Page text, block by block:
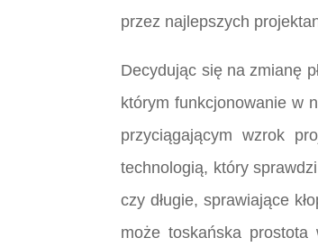
przez najlepszych
Decydując się na zmianę
którym funkcjonowanie w
przyciągającym wzrok
technologią, który
czy długie, sprawiające
może toskańska